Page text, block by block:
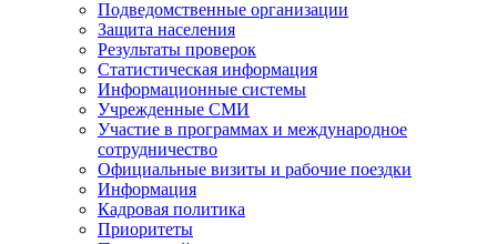
Подведомственные организации
Защита населения
Результаты проверок
Статистическая информация
Информационные системы
Учрежденные СМИ
Участие в программах и международное
сотрудничество
Официальные визиты и рабочие поездки
Информация
Кадровая политика
Приоритеты